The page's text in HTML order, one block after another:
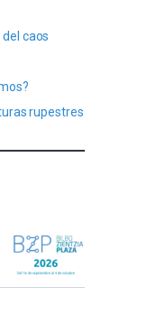
caos
rupestres